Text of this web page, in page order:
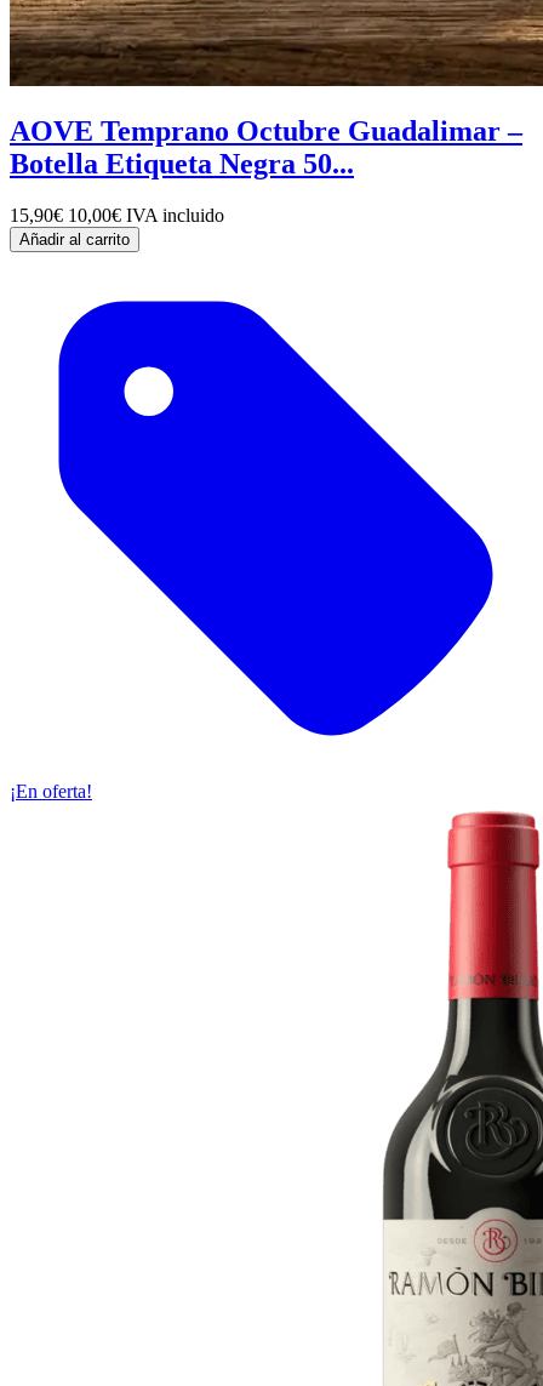
AOVE Temprano Octubre Guadalimar –
Botella Etiqueta Negra 50...
15,90€ 10,00€ IVA incluido
Añadir al carrito
¡En oferta!